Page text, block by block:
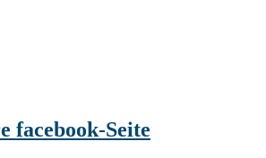
facebook-Seite